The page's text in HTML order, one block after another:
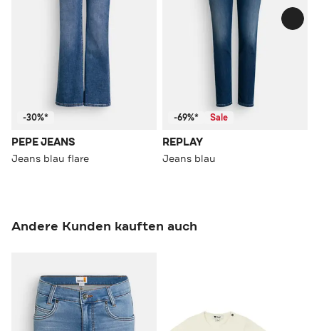
-30%*
PEPE JEANS
Jeans blau flare
-69%* Sale
REPLAY
Jeans blau
Andere Kunden kauften auch